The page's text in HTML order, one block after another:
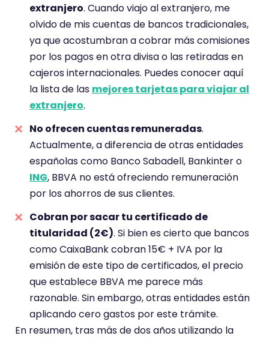
extranjero. Cuando viajo al extranjero, me
olvido de mis cuentas de bancos tradicionales,
ya que acostumbran a cobrar más comisiones
por los pagos en otra divisa o las retiradas en
cajeros internacionales. Puedes conocer aquí
la lista de las mejores tarjetas para viajar al
extranjero.
No ofrecen cuentas remuneradas.
Actualmente, a diferencia de otras entidades
españolas como Banco Sabadell, Bankinter o
ING, BBVA no está ofreciendo remuneración
por los ahorros de sus clientes.
Cobran por sacar tu certificado de
titularidad (2€). Si bien es cierto que bancos
como CaixaBank cobran 15€ + IVA por la
emisión de este tipo de certificados, el precio
que establece BBVA me parece más
razonable. Sin embargo, otras entidades están
aplicando cero gastos por este trámite.
En resumen, tras más de dos años utilizando la